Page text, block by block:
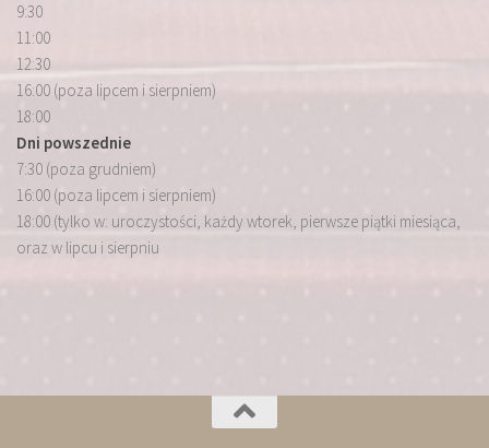
9:30
11:00
12:30
16:00 (poza lipcem i sierpniem)
18:00
Dni powszednie
7:30 (poza grudniem)
16:00 (poza lipcem i sierpniem)
18:00 (tylko w: uroczystości, każdy wtorek, pierwsze piątki miesiąca,
oraz w lipcu i sierpniu